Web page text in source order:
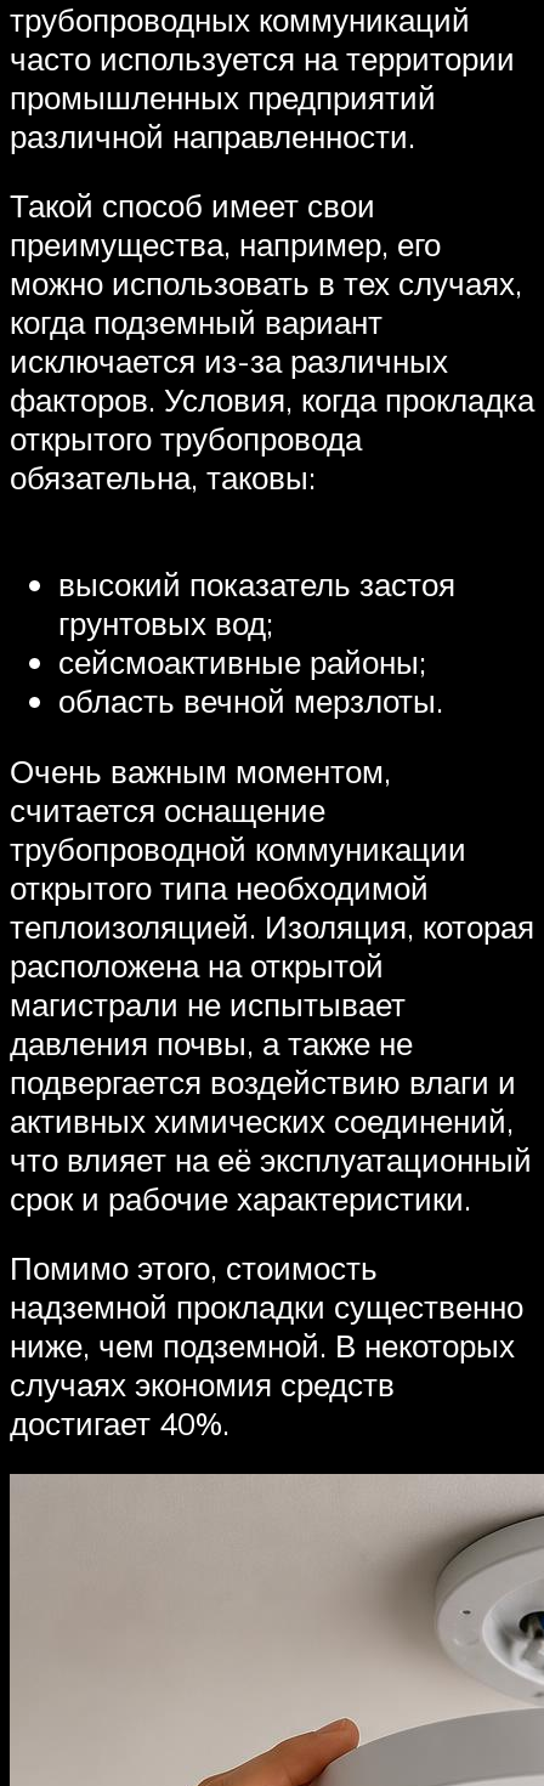
трубопроводных коммуникаций
часто используется на территории
промышленных предприятий
различной направленности.
Такой способ имеет свои
преимущества, например, его
можно использовать в тех случаях,
когда подземный вариант
исключается из-за различных
факторов. Условия, когда прокладка
открытого трубопровода
обязательна, таковы:
высокий показатель застоя
грунтовых вод;
сейсмоактивные районы;
область вечной мерзлоты.
Очень важным моментом,
считается оснащение
трубопроводной коммуникации
открытого типа необходимой
теплоизоляцией. Изоляция, которая
расположена на открытой
магистрали не испытывает
давления почвы, а также не
подвергается воздействию влаги и
активных химических соединений,
что влияет на её эксплуатационный
срок и рабочие характеристики.
Помимо этого, стоимость
надземной прокладки существенно
ниже, чем подземной. В некоторых
случаях экономия средств
достигает 40%.